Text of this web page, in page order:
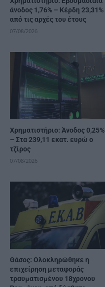
άνοδος 1,76% – Κέρδη 23,31%
από τις αρχές του έτους
07/08/2026
Χρηματιστήριο: Άνοδος 0,25%
– Στα 239,11 εκατ. ευρώ ο
τζίρος
07/08/2026
Θάσος: Ολοκληρώθηκε η
επιχείρηση μεταφοράς
τραυματισμένου 18χρονου